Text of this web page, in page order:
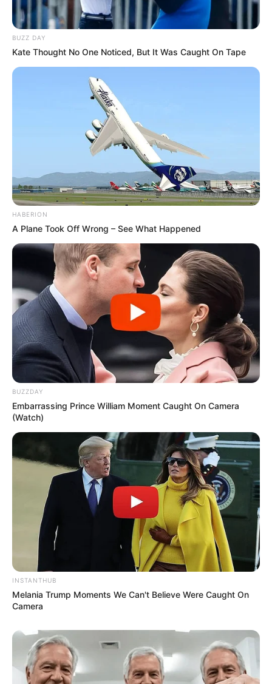
BUZZ DAY
Kate Thought No One Noticed, But It Was Caught On Tape
HABERION
A Plane Took Off Wrong – See What Happened
BUZZDAY
Embarrassing Prince William Moment Caught On Camera
(Watch)
INSTANTHUB
Melania Trump Moments We Can't Believe Were Caught On
Camera